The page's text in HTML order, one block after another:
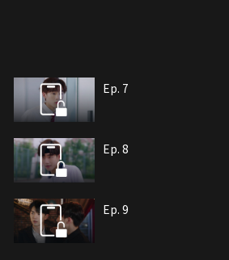
Ep. 7
Ep. 8
Ep. 9